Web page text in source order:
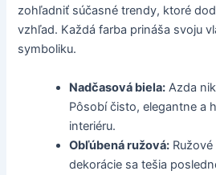
zohľadniť súčasné trendy, ktoré
vzhľad. Každá farba prináša svoju
symboliku.
Nadčasová biela: Azda
Pôsobí čisto, elegantne a
interiéru.
Obľúbená ružová:
dekorácie sa tešia